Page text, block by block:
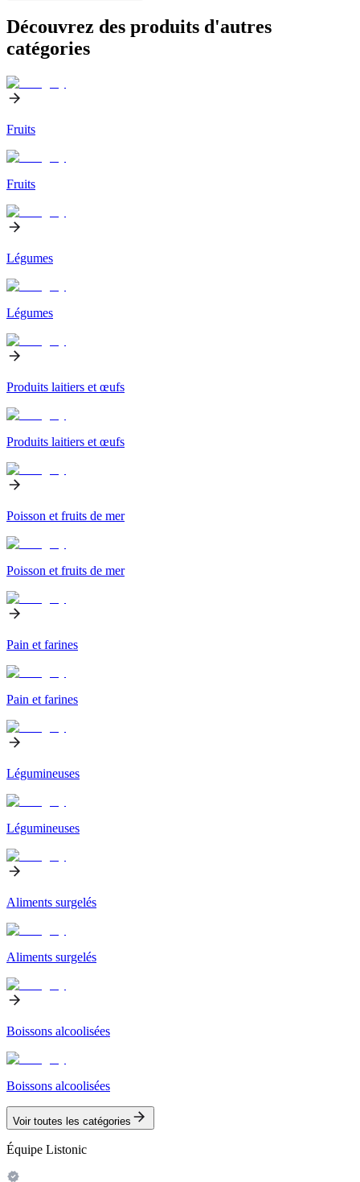
Découvrez des produits d'autres
catégories
Fruits
Fruits
Légumes
Légumes
Produits laitiers et œufs
Produits laitiers et œufs
Poisson et fruits de mer
Poisson et fruits de mer
Pain et farines
Pain et farines
Légumineuses
Légumineuses
Aliments surgelés
Aliments surgelés
Boissons alcoolisées
Boissons alcoolisées
Voir toutes les catégories
Équipe Listonic